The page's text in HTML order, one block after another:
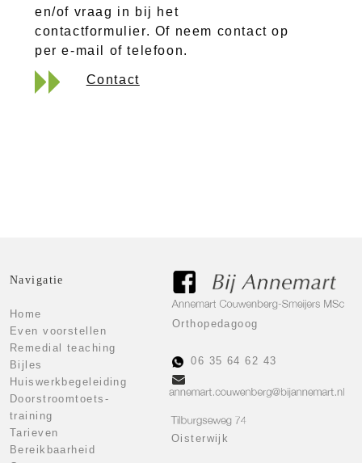
en/of vraag in bij het
contactformulier. Of neem contact op
per e-mail of telefoon.
Contact
Navigatie
Home
Even voorstellen
Remedial teaching
Bijles
Huiswerkbegeleiding
Doorstroomtoets-
training
Tarieven
Bereikbaarheid
Orthopedagoog
06 35 64 62 43
Oisterwijk